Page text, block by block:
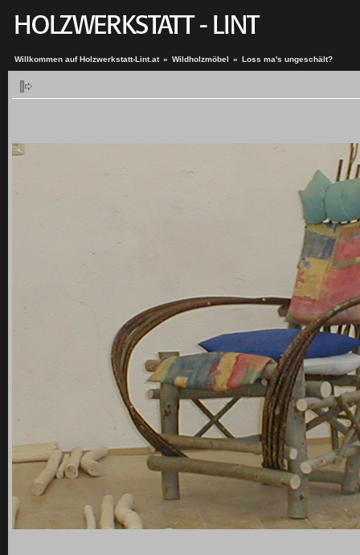
Willkommen auf Holzwerkstatt-Lint.at » Wildholzmöbel » Loss ma's ungeschält?